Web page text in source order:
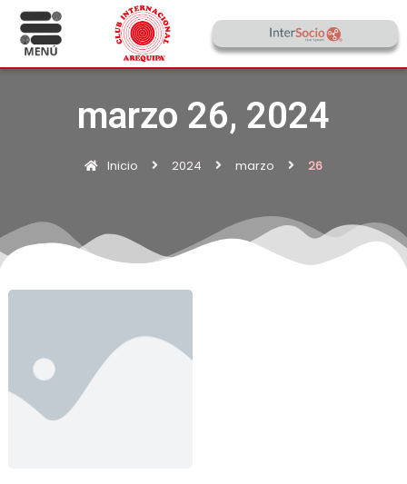
marzo 26, 2024
Inicio 2024 marzo 26